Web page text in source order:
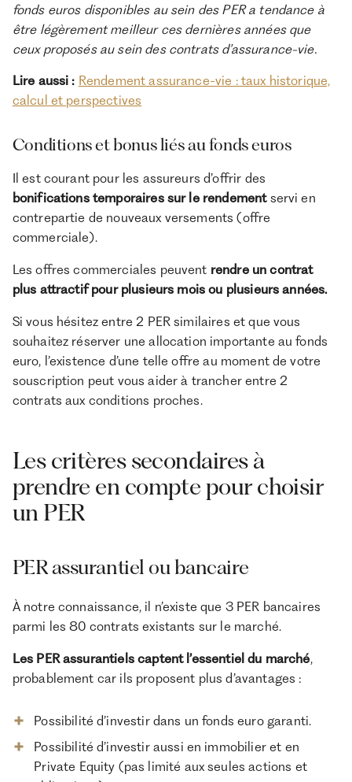
fonds euros disponibles au sein des PER a tendance à
être légèrement meilleur ces dernières années que
ceux proposés au sein des contrats d’assurance-vie.
Lire aussi : Rendement assurance-vie : taux historique,
calcul et perspectives
Conditions et bonus liés au fonds euros
Il est courant pour les assureurs d’offrir des
bonifications temporaires sur le rendement servi en
contrepartie de nouveaux versements (offre
commerciale).
Les offres commerciales peuvent rendre un contrat
plus attractif pour plusieurs mois ou plusieurs années.
Si vous hésitez entre 2 PER similaires et que vous
souhaitez réserver une allocation importante au fonds
euro, l’existence d’une telle offre au moment de votre
souscription peut vous aider à trancher entre 2
contrats aux conditions proches.
Les critères secondaires à
prendre en compte pour choisir
un PER
PER assurantiel ou bancaire
À notre connaissance, il n’existe que 3 PER bancaires
parmi les 80 contrats existants sur le marché.
Les PER assurantiels captent l’essentiel du marché,
probablement car ils proposent plus d’avantages :
Possibilité d’investir dans un fonds euro garanti.
Possibilité d’investir aussi en immobilier et en
Private Equity (pas limité aux seules actions et